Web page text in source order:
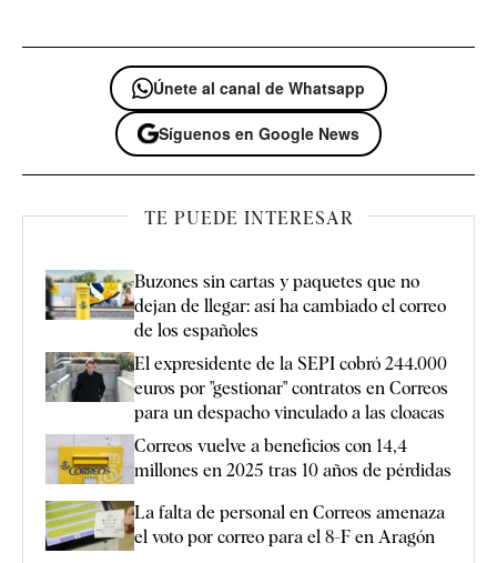
Únete al canal de Whatsapp
Síguenos en Google News
TE PUEDE INTERESAR
Buzones sin cartas y paquetes que no
dejan de llegar: así ha cambiado el correo
de los españoles
El expresidente de la SEPI cobró 244.000
euros por "gestionar" contratos en Correos
para un despacho vinculado a las cloacas
Correos vuelve a beneficios con 14,4
millones en 2025 tras 10 años de pérdidas
La falta de personal en Correos amenaza
el voto por correo para el 8-F en Aragón